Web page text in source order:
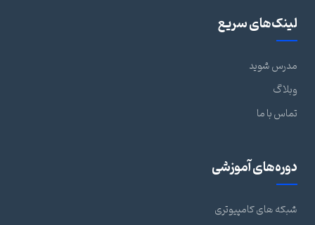
لینک‌های سریع
مدرس شوید
وبلاگ
تماس با ما
دوره‌های آموزشی
شبکه های کامپیوتری